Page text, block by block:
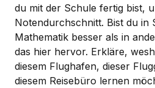
du mit der Schule fertig bist,
Notendurchschnitt. Bist du in
Mathematik besser als in
das hier hervor. Erkläre,
diesem Flughafen, dieser
diesem Reisebüro lernen